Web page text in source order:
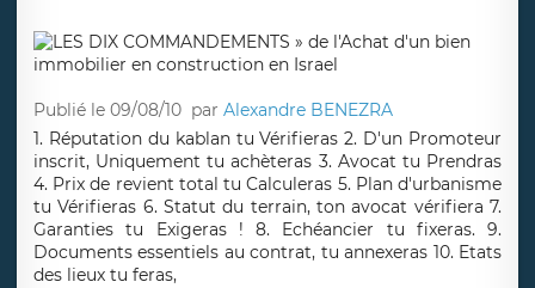
Publié le 09/08/10 parAlexandre BENEZRA
1. Réputation du kablan tu Vérifieras 2. D'un Promoteur
inscrit, Uniquement tu achèteras 3. Avocat tu Prendras
4. Prix de revient total tu Calculeras 5. Plan d'urbanisme
tu Vérifieras 6. Statut du terrain, ton avocat vérifiera 7.
Garanties tu Exigeras ! 8. Echéancier tu fixeras. 9.
Documents essentiels au contrat, tu annexeras 10. Etats
des lieux tu feras,